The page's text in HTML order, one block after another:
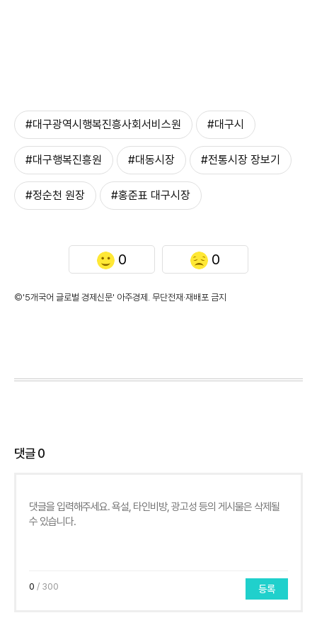
#대구광역시행복진흥사회서비스원 #대구시
#대구행복진흥원 #대동시장 #전통시장 장보기
#정순천 원장 #홍준표 대구시장
0 0
©'5개국어 글로벌 경제신문' 아주경제. 무단전재·재배포 금지
댓글0
0 / 300 등록